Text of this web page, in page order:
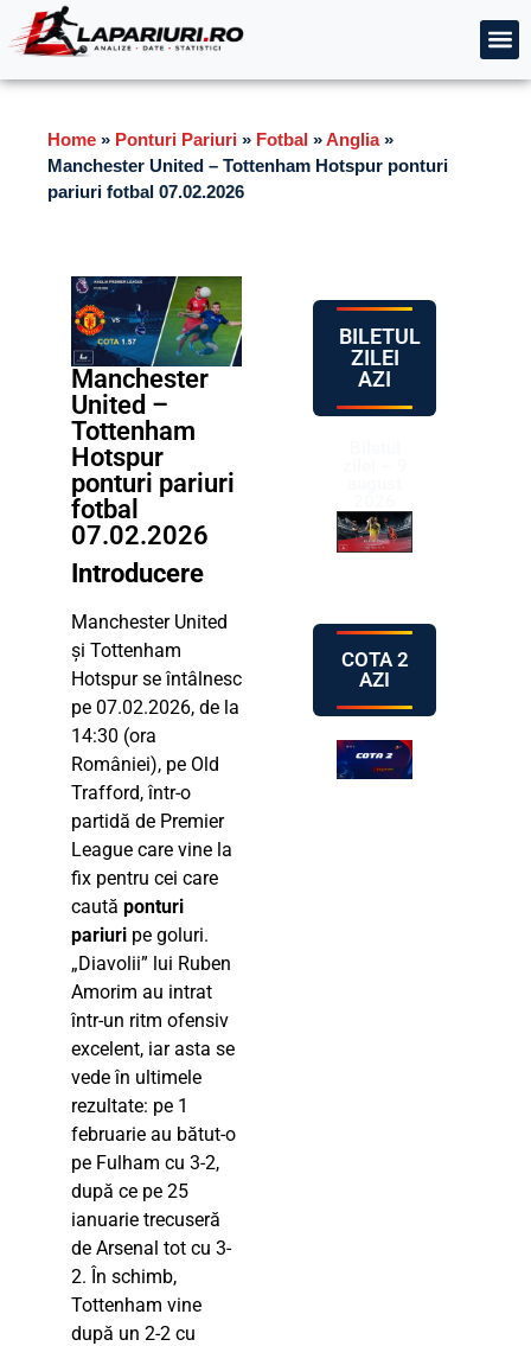
Home » Ponturi Pariuri » Fotbal »Anglia»
Manchester United – Tottenham Hotspur ponturi
pariuri fotbal 07.02.2026
Manchester
United –
Tottenham
Hotspur
ponturi pariuri
fotbal
07.02.2026
Introducere
Manchester United
și Tottenham
Hotspur se întâlnesc
pe 07.02.2026, de la
14:30 (ora
României), pe Old
Trafford, într-o
partidă de Premier
League care vine la
fix pentru cei care
caută ponturi
pariuri pe goluri.
„Diavolii” lui Ruben
Amorim au intrat
într-un ritm ofensiv
excelent, iar asta se
vede în ultimele
rezultate: pe 1
februarie au bătut-o
pe Fulham cu 3-2,
după ce pe 25
ianuarie trecuseră
de Arsenal tot cu 3-
2. În schimb,
Tottenham vine
după un 2-2 cu
BILETUL
ZILEI
AZI
COTA 2
AZI